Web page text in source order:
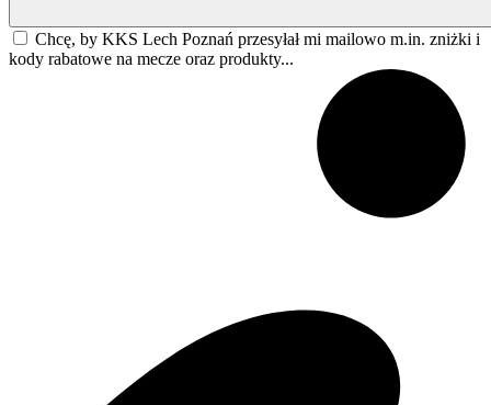
Chcę, by KKS Lech Poznań przesyłał mi mailowo m.in. zniżki i
kody rabatowe na mecze oraz produkty...